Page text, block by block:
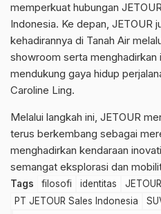
memperkuat hubungan
Indonesia. Ke depan, JETOUR
kehadirannya di Tanah Air
showroom serta menghadirkan
mendukung gaya hidup
Caroline Ling.
Melalui langkah ini, JETOUR
terus berkembang sebagai
menghadirkan kendaraan
semangat eksplorasi dan
Tags filosofi identitas JETOUR
PT JETOUR Sales Indonesia